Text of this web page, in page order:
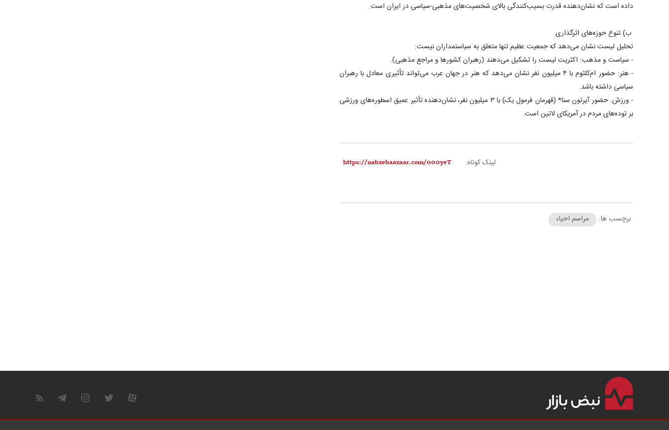
داده است که نشان‌دهنده قدرت بسیب‌کنندگی بالای شخصیت‌های مذهبی-سیاسی در ایران است.
ب) تنوع حوزه‌های اثرگذاری
تحلیل لیست نشان می‌دهد که جمعیت عظیم تنها متعلق به سیاستمداران نیست:
- سیاست و مذهب: اکثریت لیست را تشکیل می‌دهند (رهبران کشورها و مراجع مذهبی).
- هنر: حضور ام‌کلثوم با ۴ میلیون نفر نشان می‌دهد که هنر در جهان عرب می‌تواند تأثیری معادل با رهبران
سیاسی داشته باشد.
- ورزش: حضور آیرتون سنا* (قهرمان فرمول یک) با ۳ میلیون نفر، نشان‌دهنده تأثیر عمیق اسطوره‌های ورزشی
بر توده‌های مردم در آمریکای لاتین است.
لینک کوتاه:
برچسب ها: مراسم احیاء